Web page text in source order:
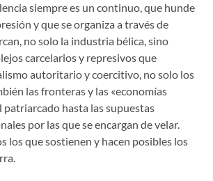
siempre es un continuo, que hunde
y que se organiza a través de
no solo la industria bélica, sino
carcelarios y represivos que
autoritario y coercitivo, no solo los
las fronteras y las «economías
patriarcado hasta las supuestas
por las que se encargan de velar.
los que sostienen y hacen posibles los